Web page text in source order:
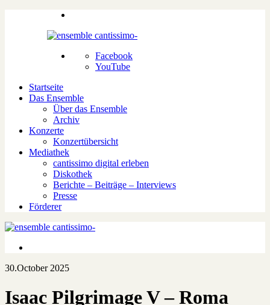
Facebook
YouTube
Startseite
Das Ensemble
Über das Ensemble
Archiv
Konzerte
Konzertübersicht
Mediathek
cantissimo digital erleben
Diskothek
Berichte – Beiträge – Interviews
Presse
Förderer
30.October 2025
Isaac Pilgrimage V – Roma